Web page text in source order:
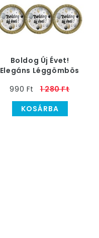
Boldog Új Évet!
Elegáns Léggömbös
Tányér
990 Ft
1 280 Ft
KOSÁRBA